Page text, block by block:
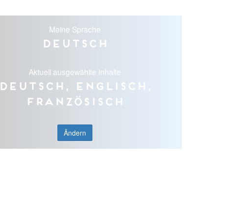
Meine Sprache
Deutsch
Aktuell ausgewählte Inhalte
Deutsch, Englisch,
Französisch
Ändern